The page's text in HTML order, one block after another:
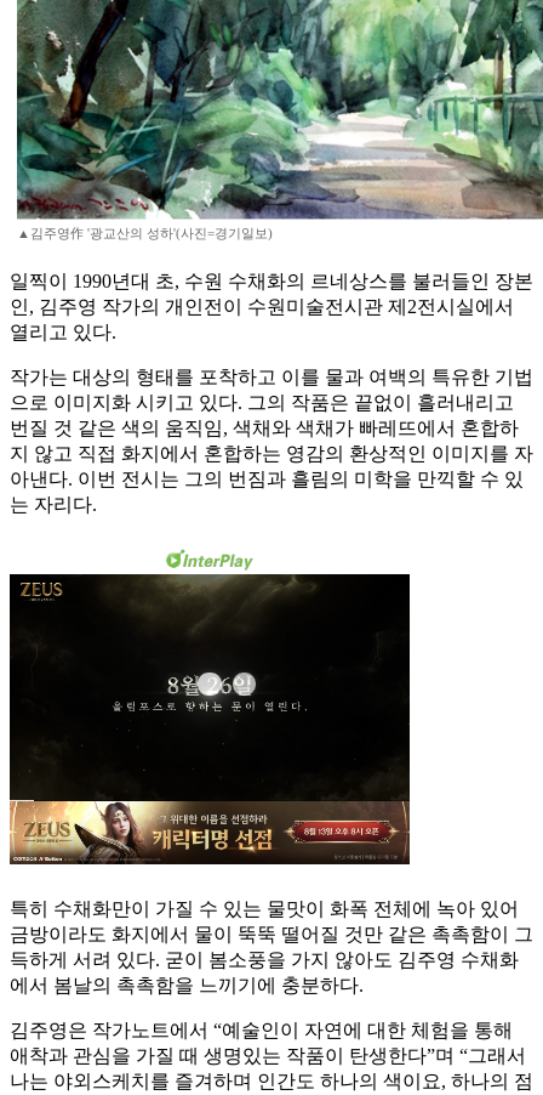
▲김주영作 '광교산의 성하'(사진=경기일보)
일찍이 1990년대 초, 수원 수채화의 르네상스를 불러들인 장본
인, 김주영 작가의 개인전이 수원미술전시관 제2전시실에서
열리고 있다.
작가는 대상의 형태를 포착하고 이를 물과 여백의 특유한 기법
으로 이미지화 시키고 있다. 그의 작품은 끝없이 흘러내리고
번질 것 같은 색의 움직임, 색채와 색채가 빠레뜨에서 혼합하
지 않고 직접 화지에서 혼합하는 영감의 환상적인 이미지를 자
아낸다. 이번 전시는 그의 번짐과 흘림의 미학을 만끽할 수 있
는 자리다.
특히 수채화만이 가질 수 있는 물맛이 화폭 전체에 녹아 있어
금방이라도 화지에서 물이 뚝뚝 떨어질 것만 같은 촉촉함이 그
득하게 서려 있다. 굳이 봄소풍을 가지 않아도 김주영 수채화
에서 봄날의 촉촉함을 느끼기에 충분하다.
김주영은 작가노트에서 “예술인이 자연에 대한 체험을 통해
애착과 관심을 가질 때 생명있는 작품이 탄생한다”며 “그래서
나는 야외스케치를 즐겨하며 인간도 하나의 색이요, 하나의 점